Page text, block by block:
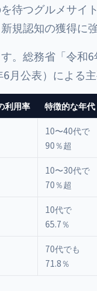
待つグルメサイ
規認知の獲得に
。総務省「令和
月公表）による
利用率 特徴的な年代
10〜40代で
90％超
10〜30代で
70％超
10代で
65.7％
70代でも
71.8％